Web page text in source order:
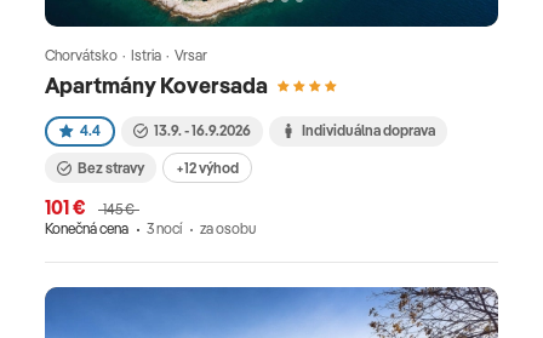
Apartmány Koversada
Chorvátsko · Istria · Vrsar
4.4 13.9. - 16.9.2026 Individuálna doprava
Bez stravy +12 výhod
101 €
145 €
Konečná cena
3 nocí za osobu